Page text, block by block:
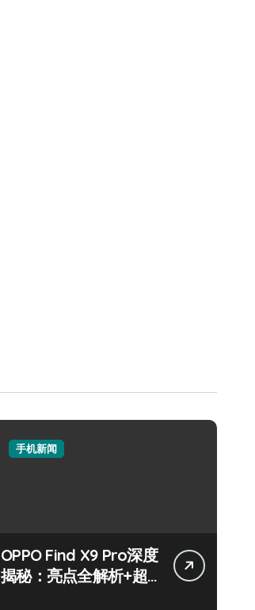
手机新闻
OPPO Find X9 Pro深度
揭秘：亮点全解析+超